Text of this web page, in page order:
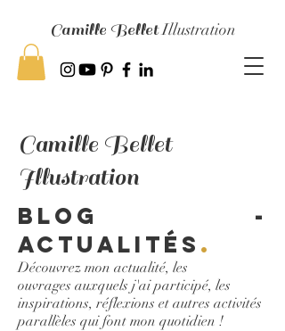
Camille BelletIllustration
Camille Bellet
Illustration
Blog -
Actualités .
Découvrez mon actualité, les
ouvrages auxquels j'ai participé, les
inspirations, réflexions et autres activités
parallèles qui font mon quotidien !